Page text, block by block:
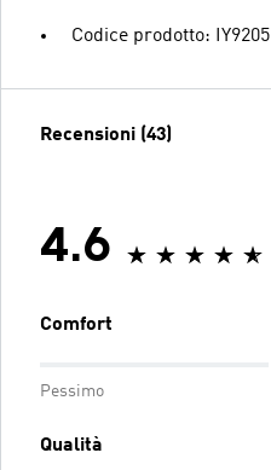
Codice prodotto: IY9205
Recensioni (43)
4.6
Comfort
Pessimo
Qualità